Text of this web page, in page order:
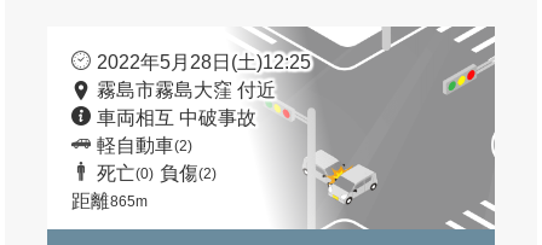
2022年5月28日(土)12:25
霧島市霧島大窪 付近
車両相互 中破事故
軽自動車(2)
死亡(0) 負傷(2)
距離865m